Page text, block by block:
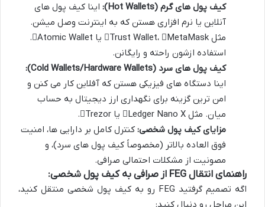
کیف پول های گرم (Hot Wallets):
اینا کیف پول های
آنلاین یا نرم افزاری هستن که به اینترنت وصل میشن.
مثل
Trust Wallet، MetaMask یا Atomic Wallet
.
استفاده ازشون راحته و رایگانن.
کیف پول های سرد (Cold Wallets/Hardware Wallets):
اینا دستگاه های فیزیکی هستن که آفلاین کار می کنن و
امن ترین گزینه برای نگهداری ارز دیجیتال به حساب
میان. مثل Ledger Nano X یا Trezor
.
مزایای کیف پول شخصی: کنترل کامل بر دارایی ها، امنیت
فوق العاده بالاتر (مخصوصاً کیف پول های سرد)، و
مصونیت از مشکلات احتمالی صرافی.
راهنمای انتقال FEG از صرافی به کیف پول شخصی:
اگه تصمیم گرفتید FEG رو به کیف پول شخصی منتقل کنید،
این مراحل رو دنبال کنید: